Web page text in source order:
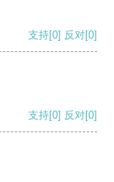
支持[0] 反对[0]
支持[0] 反对[0]